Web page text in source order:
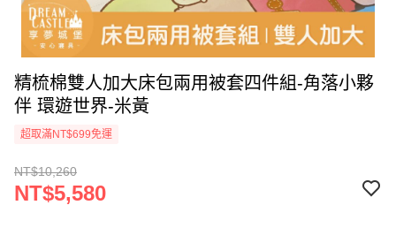
精梳棉雙人加大床包兩用被套四件組-角落小夥
伴 環遊世界-米黃
超取滿NT$699免運
NT$10,260
NT$5,580